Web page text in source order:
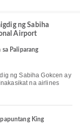
ng Sabiha
Airport
Paliparang
na airlines
King